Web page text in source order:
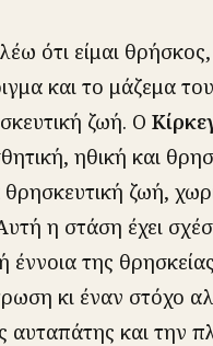
ότι είμαι
και το μάζεμα
ζωή. Ο
ηθική και
ζωή,
η στάση έχει
έννοια της
κι έναν στόχο
αυταπάτης και την